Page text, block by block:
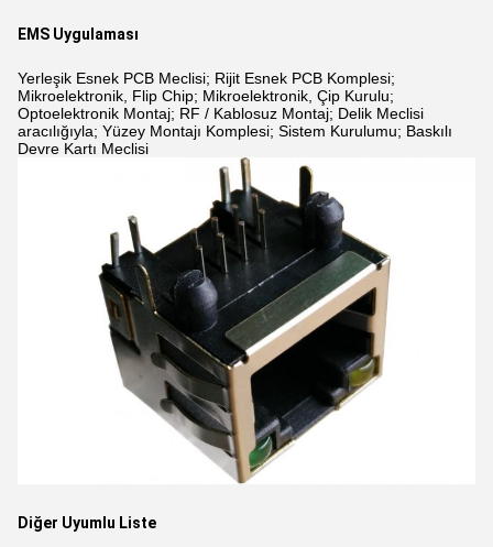
EMS Uygulaması
Yerleşik Esnek PCB Meclisi; Rijit Esnek PCB Komplesi;
Mikroelektronik, Flip Chip; Mikroelektronik, Çip Kurulu;
Optoelektronik Montaj; RF / Kablosuz Montaj; Delik Meclisi
aracılığıyla; Yüzey Montajı Komplesi; Sistem Kurulumu; Baskılı
Devre Kartı Meclisi
Diğer Uyumlu Liste